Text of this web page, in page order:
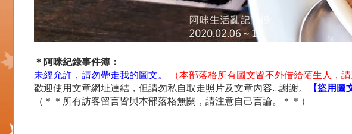
＊阿咪紀錄事件簿：
未經允許，請勿帶走我的圖文。
（本部落格所有圖文皆不外借給陌生人，
歡迎使用文章網址連結，但請勿私自取走照片及文章內容...謝謝。
【盜用圖
（＊＊所有訪客留言皆與本部落格無關，請注意自己言論。＊＊）